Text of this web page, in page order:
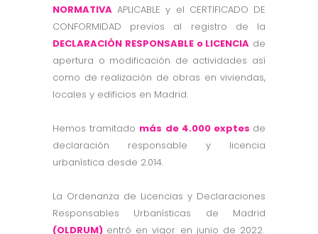
NORMATIVA APLICABLE y el CERTIFICADO DE
CONFORMIDAD previos al registro de la
DECLARACIÓN RESPONSABLE o LICENCIA de
apertura o modificación de actividades así
como de realización de obras en viviendas,
locales y edificios en Madrid.
Hemos tramitado más de 4.000 exptes de
declaración responsable y licencia
urbanística desde 2.014.
La Ordenanza de Licencias y Declaraciones
Responsables Urbanísticas de Madrid
(OLDRUM) entró en vigor en junio de 2022.